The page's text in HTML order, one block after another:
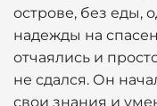
острове, без еды,
надежды на
отчаялись и
не сдался. Он
свои знания и